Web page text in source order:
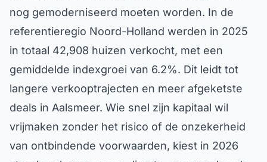
nog gemoderniseerd moeten worden. In de
referentieregio Noord-Holland werden in 2025
in totaal 42,908 huizen verkocht, met een
gemiddelde indexgroei van 6.2%. Dit leidt tot
langere verkooptrajecten en meer afgeketste
deals in Aalsmeer. Wie snel zijn kapitaal wil
vrijmaken zonder het risico of de onzekerheid
van ontbindende voorwaarden, kiest in 2026